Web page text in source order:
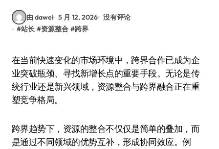
由 dawei 5 月 12, 2026 没有评论
#站长 #资源整合 #跨界
在当前快速变化的市场环境中，跨界合作已成为企
业突破瓶颈、寻找新增长点的重要手段。无论是传
统行业还是新兴领域，资源整合与跨界融合正在重
塑竞争格局。
跨界趋势下，资源的整合不仅仅是简单的叠加，而
是通过不同领域的优势互补，形成协同效应。例